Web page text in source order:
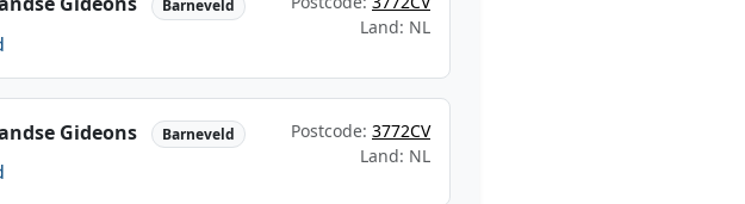
Barneveld
Land: NL
Gideons Barneveld Postcode: 3772CV
Land: NL